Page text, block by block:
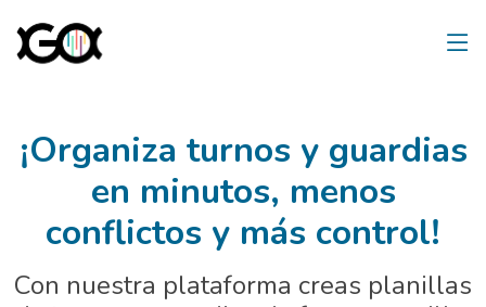
¡Organiza turnos y guardias
en minutos, menos
conflictos y más control!
Con nuestra plataforma creas planillas